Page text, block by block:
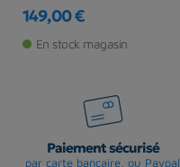
Prix
149,00 €
En stock magasin
Paiement sécurisé
par carte bancaire, ou Paypal